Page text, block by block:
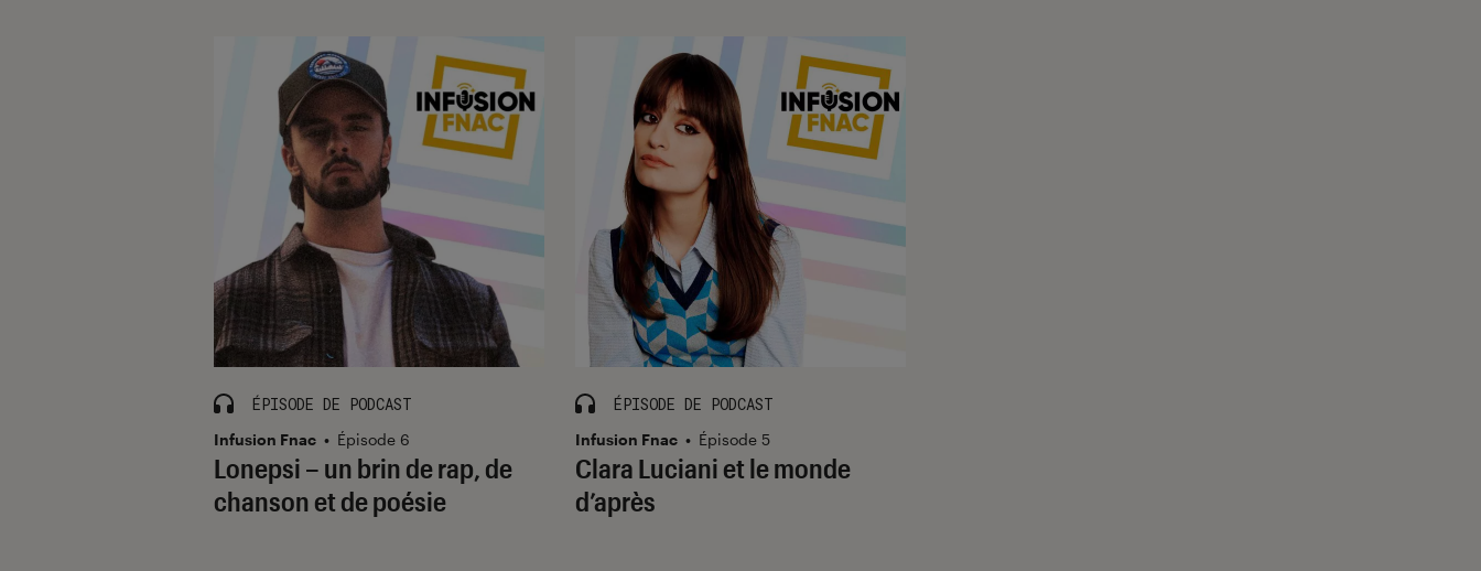
Lonepsi – un brin de rap, de
chanson et de poésie
ÉPISODE DE PODCAST
Infusion Fnac • Épisode 6
Clara Luciani et le monde
d’après
ÉPISODE DE PODCAST
Infusion Fnac • Épisode 5